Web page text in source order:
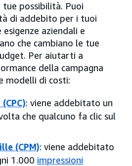
possibilità. Puoi
di addebito per i tuoi
esigenze aziendali e
che cambiano le tue
Per aiutarti a
della campagna
modelli di costi:
: viene addebitato un
che qualcuno fa clic sul
(CPM): viene addebitato
1.000 impressioni